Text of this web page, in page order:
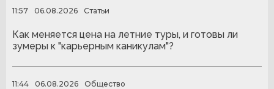
11:57 06.08.2026 Статьи
Как меняется цена на летние туры, и готовы ли
зумеры к "карьерным каникулам"?
11:44 06.08.2026 Общество